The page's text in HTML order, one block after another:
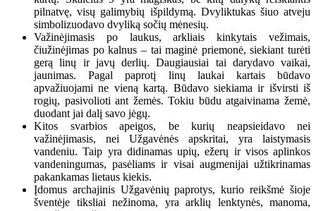
pilnatvę, visų galimybių išpildymą. Dvyliktukas šiuo atveju
simbolizuodavo dvyliką sočių mėnesių.
Važinėjimasis po laukus, arkliais kinkytais vežimais,
čiužinėjimas po kalnus – tai maginė priemonė, siekiant turėti
gerą linų ir javų derlių. Daugiausiai tai darydavo vaikai,
jaunimas. Pagal paprotį linų laukai kartais būdavo
apvažiuojami ne vieną kartą. Būdavo siekiama ir išvirsti iš
rogių, pasivolioti ant žemės. Tokiu būdu atgaivinama žemė,
duodant jai dalį savo jėgų.
Kitos svarbios apeigos, be kurių neapsieidavo nei
važinėjimasis, nei Užgavėnės apskritai, yra laistymasis
vandeniu. Taip yra didinamas upių, ežerų ir visos aplinkos
vandeningumas, pasėliams ir visai augmenijai užtikrinamas
pakankamas lietaus kiekis.
Įdomus archajinis Užgavėnių paprotys, kurio reikšmė šioje
šventėje tiksliai nežinoma, yra arklių lenktynės, manoma,